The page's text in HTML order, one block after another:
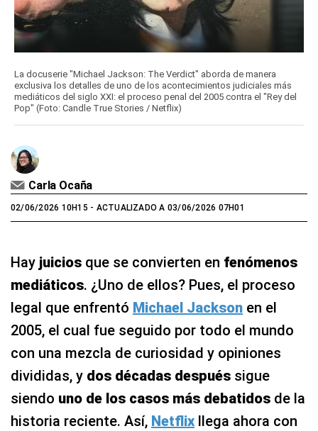
La docuserie "Michael Jackson: The Verdict" aborda de manera
exclusiva los detalles de uno de los acontecimientos judiciales más
mediáticos del siglo XXI: el proceso penal del 2005 contra el "Rey del
Pop" (Foto: Candle True Stories / Netflix)
Carla Ocaña
02/06/2026 10H15 - ACTUALIZADO A 03/06/2026 07H01
Hay juicios que se convierten en fenómenos
mediáticos. ¿Uno de ellos? Pues, el proceso
legal que enfrentó Michael Jackson en el
2005, el cual fue seguido por todo el mundo
con una mezcla de curiosidad y opiniones
divididas, y dos décadas después sigue
siendo uno de los casos más debatidos de la
historia reciente. Así, Netflix llega ahora con